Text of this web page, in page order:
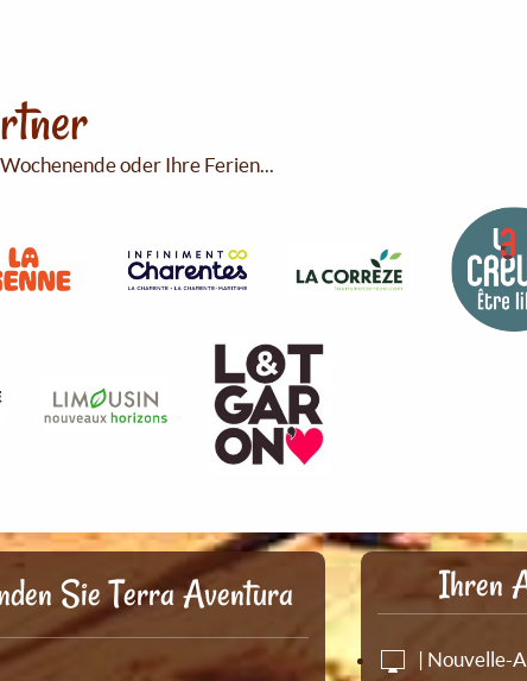
oder Ihre Ferien...
Sie Terra Aventura Ihren
| Nouvelle-